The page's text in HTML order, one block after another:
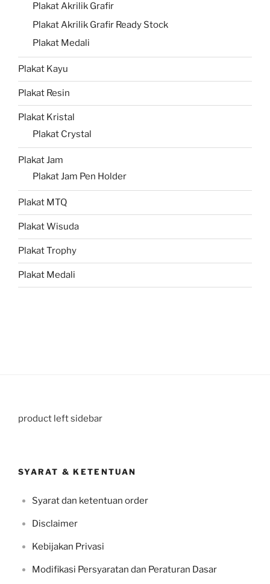
Plakat Akrilik Grafir
Plakat Akrilik Grafir Ready Stock
Plakat Medali
Plakat Kayu
Plakat Resin
Plakat Kristal
Plakat Crystal
Plakat Jam
Plakat Jam Pen Holder
Plakat MTQ
Plakat Wisuda
Plakat Trophy
Plakat Medali
product left sidebar
SYARAT & KETENTUAN
Syarat dan ketentuan order
Disclaimer
Kebijakan Privasi
Modifikasi Persyaratan dan Peraturan Dasar